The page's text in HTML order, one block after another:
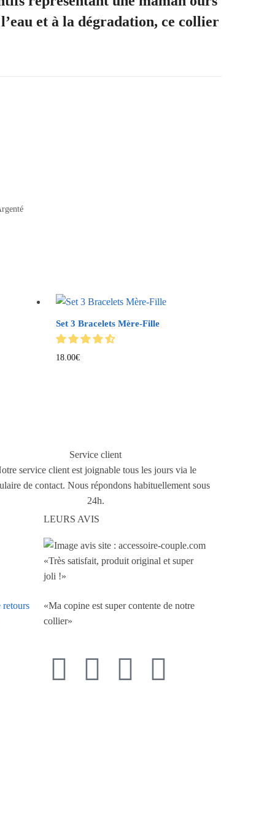
et à la dégradation, ce collier
Set 3 Bracelets Mère-Fille
18.00€
Service client
service client est joignable tous les jours via le
de contact. Nous répondons habituellement sous
24h.
retours
LEURS AVIS
«Très satisfait, produit original et super
joli !»
«Ma copine est super contente de notre
collier»